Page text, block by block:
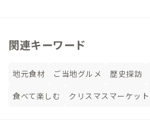
関連キーワード
地元食材 ご当地グルメ 歴史探訪
食べて楽しむ
クリスマスマーケット